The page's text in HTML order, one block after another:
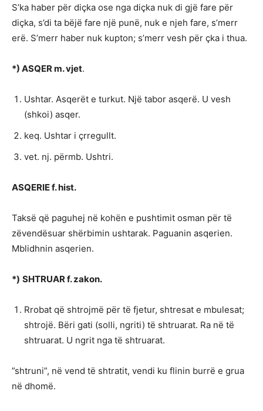
S’ka haber për diçka ose nga diçka nuk di gjë fare për
diçka, s’di ta bëjë fare një punë, nuk e njeh fare, s’merr
erë. S’merr haber nuk kupton; s’merr vesh për çka i thua.
*) ASQER m. vjet.
Ushtar. Asqerët e turkut. Një tabor asqerë. U vesh
(shkoi) asqer.
keq. Ushtar i çrregullt.
vet. nj. përmb. Ushtri.
ASQERIE f. hist.
Taksë që paguhej në kohën e pushtimit osman për të
zëvendësuar shërbimin ushtarak. Paguanin asqerien.
Mblidhnin asqerien.
*) SHTRUAR f. zakon.
Rrobat që shtrojmë për të fjetur, shtresat e mbulesat;
shtrojë. Bëri gati (solli, ngriti) të shtruarat. Ra në të
shtruarat. U ngrit nga të shtruarat.
”shtruni”, në vend të shtratit, vendi ku flinin burrë e grua
në dhomë.